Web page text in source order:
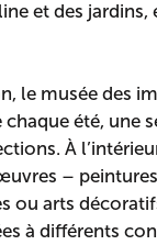
et des jardins,
le musée des
été, une
À
–
ou arts
à différents